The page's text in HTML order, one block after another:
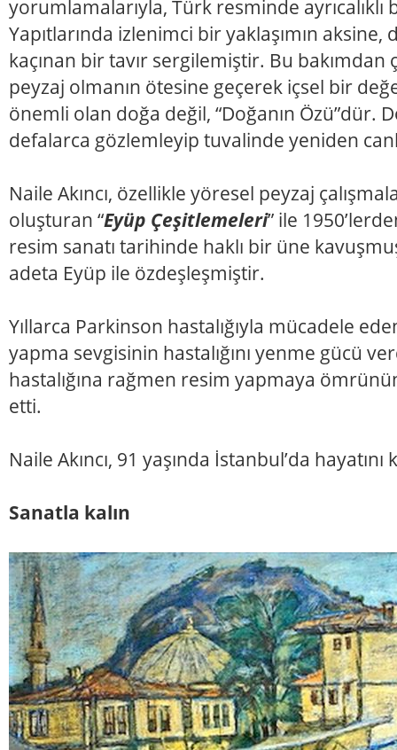
yorumlamalarıyla, Türk resminde
Yapıtlarında izlenimci bir yaklaşımın
kaçınan bir tavır sergilemiştir. Bu
peyzaj olmanın ötesine geçerek içsel bir
önemli olan doğa değil, “Doğanın Özü”dür.
defalarca gözlemleyip tuvalinde yeniden
Naile Akıncı, özellikle yöresel peyzaj
oluşturan “Eyüp Çeşitlemeleri” ile
resim sanatı tarihinde haklı bir üne
adeta Eyüp ile özdeşleşmiştir.
Yıllarca Parkinson hastalığıyla mücadele
yapma sevgisinin hastalığını yenme gücü
hastalığına rağmen resim yapmaya
etti.
Naile Akıncı, 91 yaşında İstanbul’da
Sanatla kalın